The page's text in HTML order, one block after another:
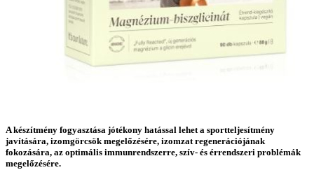
A készítmény fogyasztása jótékony hatással lehet a sportteljesítmény
javítására, izomgörcsök megelőzésére, izomzat regenerációjának
fokozására, az optimális immunrendszerre, szív- és érrendszeri problémák
megelőzésére.